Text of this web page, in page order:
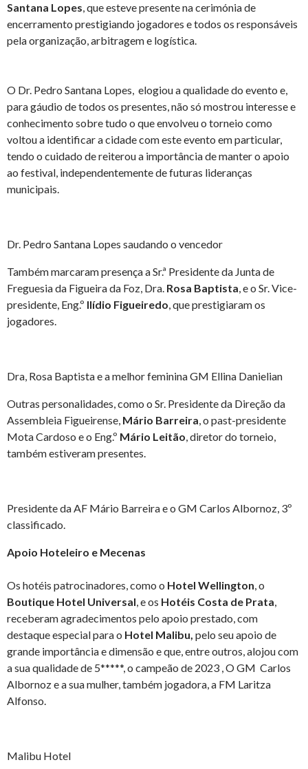
Santana Lopes, que esteve presente na cerimónia de
encerramento prestigiando jogadores e todos os responsáveis
pela organização, arbitragem e logística.
O Dr. Pedro Santana Lopes, elogiou a qualidade do evento e,
para gáudio de todos os presentes, não só mostrou interesse e
conhecimento sobre tudo o que envolveu o torneio como
voltou a identificar a cidade com este evento em particular,
tendo o cuidado de reiterou a importância de manter o apoio
ao festival, independentemente de futuras lideranças
municipais.
Dr. Pedro Santana Lopes saudando o vencedor
Também marcaram presença a Sr.ª Presidente da Junta de
Freguesia da Figueira da Foz, Dra. Rosa Baptista, e o Sr. Vice-
presidente, Eng.º Ilídio Figueiredo, que prestigiaram os
jogadores.
Dra, Rosa Baptista e a melhor feminina GM Ellina Danielian
Outras personalidades, como o Sr. Presidente da Direção da
Assembleia Figueirense, Mário Barreira, o past-presidente
Mota Cardoso e o Eng.º Mário Leitão, diretor do torneio,
também estiveram presentes.
Presidente da AF Mário Barreira e o GM Carlos Albornoz, 3º
classificado.
Apoio Hoteleiro e Mecenas
Os hotéis patrocinadores, como o Hotel Wellington, o
Boutique Hotel Universal, e os Hotéis Costa de Prata,
receberam agradecimentos pelo apoio prestado, com
destaque especial para o Hotel Malibu, pelo seu apoio de
grande importância e dimensão e que, entre outros, alojou com
a sua qualidade de 5*****, o campeão de 2023 , O GM Carlos
Albornoz e a sua mulher, também jogadora, a FM Laritza
Alfonso.
Malibu Hotel